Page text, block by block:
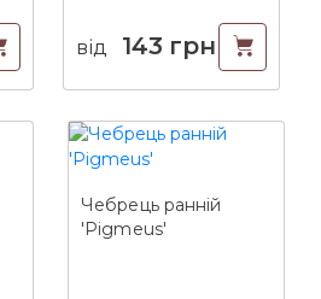
від 143 грн
Чебрець ранній
'Pigmeus'